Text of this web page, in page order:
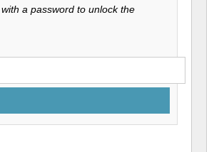
a password to unlock the